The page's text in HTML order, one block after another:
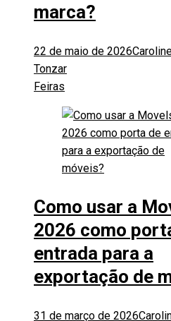
marca?
22 de maio de 2026
Tonzar
Feiras
Como usar a
2026 como
entrada para a
exportação de
31 de março de 2026